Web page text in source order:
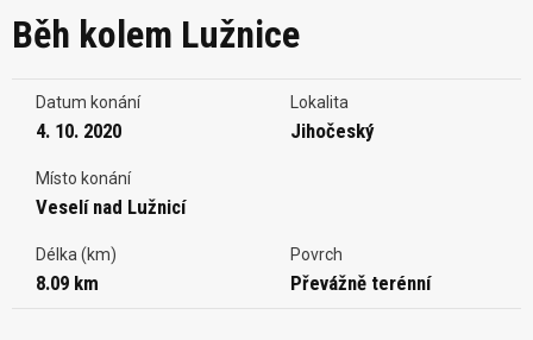
Běh kolem Lužnice
Datum konání
4. 10. 2020
Lokalita
Jihočeský
Místo konání
Veselí nad Lužnicí
Délka (km)
8.09 km
Povrch
Převážně terénní